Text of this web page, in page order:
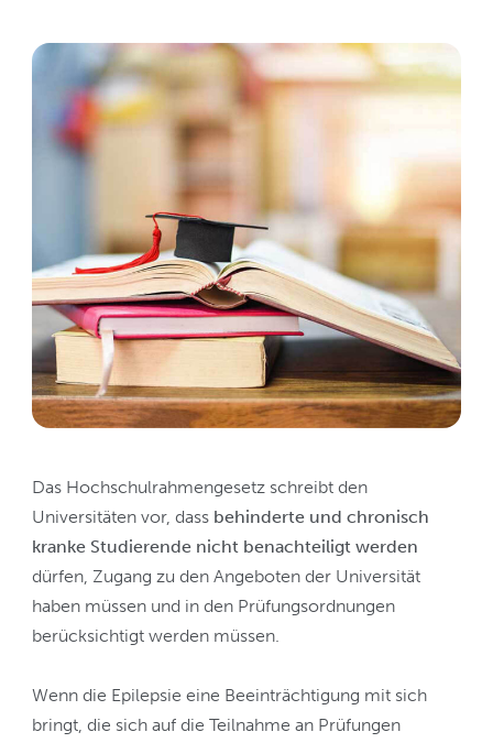
Das Hochschulrahmengesetz schreibt den
Universitäten vor, dass behinderte und chronisch
kranke Studierende nicht benachteiligt werden
dürfen, Zugang zu den Angeboten der Universität
haben müssen und in den Prüfungsordnungen
berücksichtigt werden müssen.
Wenn die Epilepsie eine Beeinträchtigung mit sich
bringt, die sich auf die Teilnahme an Prüfungen